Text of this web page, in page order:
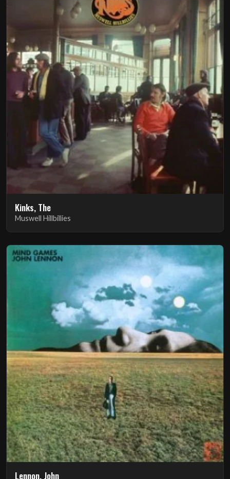
Kinks, The
Muswell Hillbillies
Lennon, John